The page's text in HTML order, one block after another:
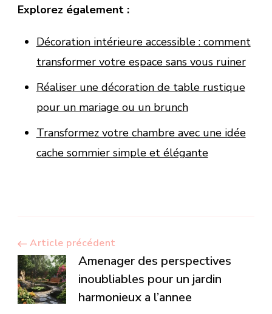
Explorez également :
Décoration intérieure accessible : comment
transformer votre espace sans vous ruiner
Réaliser une décoration de table rustique
pour un mariage ou un brunch
Transformez votre chambre avec une idée
cache sommier simple et élégante
Navigation
d’article
Article précédent
Amenager des perspectives
inoubliables pour un jardin
harmonieux a l’annee